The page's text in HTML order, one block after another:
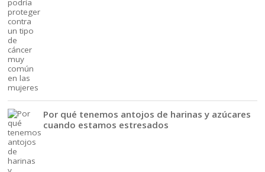
Por qué tenemos antojos de harinas y azúcares
cuando estamos estresados